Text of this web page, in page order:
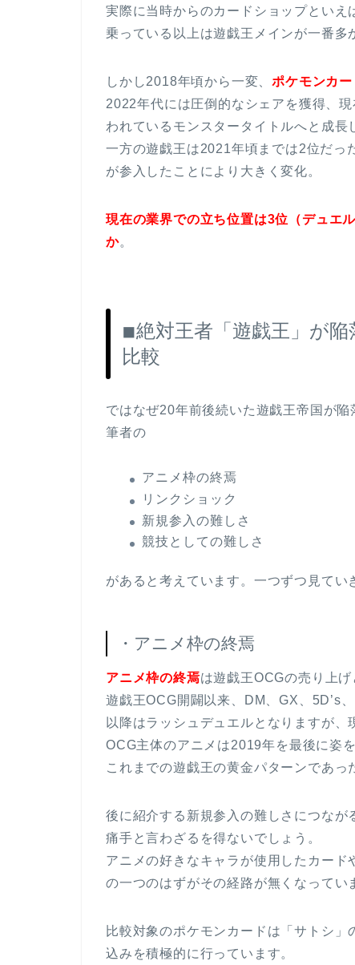
実際に当時からのカードショップとい
乗っている以上は遊戯王メインが一番多
しかし2018年頃から一変、ポケモンカ
2022年代には圧倒的なシェアを獲得、
われているモンスタータイトルへと成長
一方の遊戯王は2021年頃までは2位だっ
が参入したことにより大きく変化。
現在の業界での立ち位置は3位（デュエ
か。
◾︎絶対王者「遊戯王」が
比較
ではなぜ20年前後続いた遊戯王帝国が陥
筆者の
アニメ枠の終焉
リンクショック
新規参入の難しさ
競技としての難しさ
があると考えています。一つずつ見てい
・アニメ枠の終焉
アニメ枠の終焉は遊戯王OCGの売り上
遊戯王OCG開闢以来、DM、GX、5D’s
以降はラッシュデュエルとなりますが、
OCG主体のアニメは2019年を最後に姿
これまでの遊戯王の黄金パターンであっ
後に紹介する新規参入の難しさにつな
痛手と言わざるを得ないでしょう。
アニメの好きなキャラが使用したカー
の一つのはずがその経路が無くなってい
比較対象のポケモンカードは「サトシ
込みを積極的に行っています。